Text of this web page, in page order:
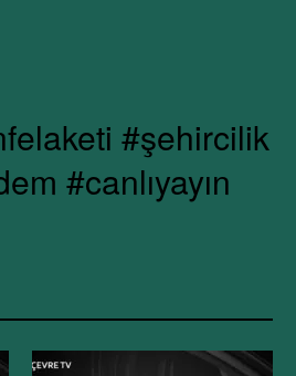
#şehircilik
#canlıyayın